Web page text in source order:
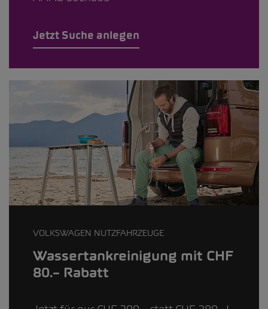
Jetzt Suche anlegen
VOLKSWAGEN NUTZFAHRZEUGE
Wassertankreinigung mit CHF
80.– Rabatt